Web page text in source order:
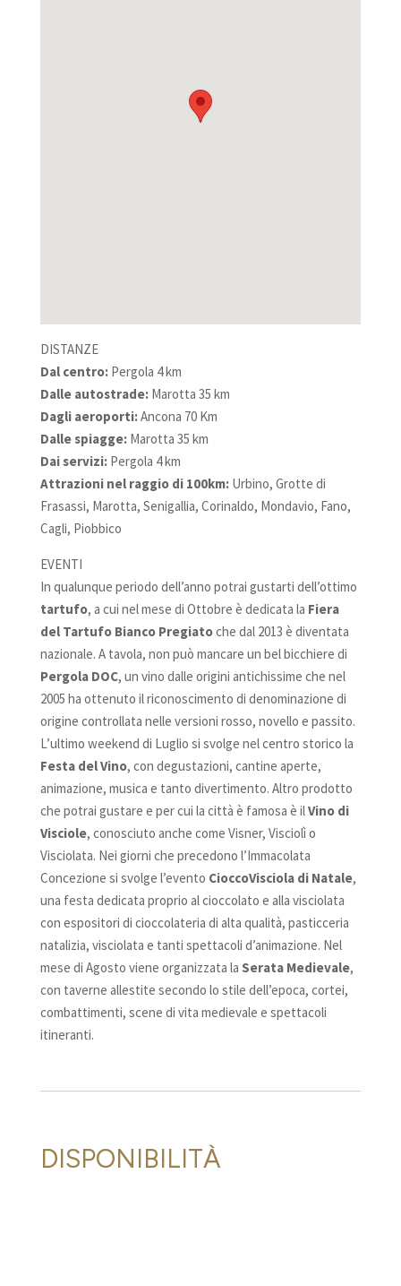
DISTANZE
Dal centro: Pergola 4 km
Dalle autostrade:Marotta 35 km
Dagli aeroporti:Ancona 70 Km
Dalle spiagge:Marotta 35 km
Dai servizi:Pergola 4 km
Attrazioni nel raggio di 100km:Urbino, Grotte di
Frasassi, Marotta, Senigallia, Corinaldo, Mondavio, Fano,
Cagli, Piobbico
EVENTI
In qualunque periodo dell’anno potrai gustarti dell’ottimo
tartufo, a cui nel mese di Ottobre è dedicata la Fiera
del Tartufo Bianco Pregiatoche dal 2013 è diventata
nazionale. A tavola, non può mancare un bel bicchiere di
Pergola DOC, un vino dalle origini antichissime che nel
2005 ha ottenuto il riconoscimento di denominazione di
origine controllata nelle versioni rosso, novello e passito.
L’ultimo weekend di Luglio si svolge nel centro storico la
Festa del Vino, con degustazioni, cantine aperte,
animazione, musica e tanto divertimento. Altro prodotto
che potrai gustare e per cui la città è famosa è ilVino di
Visciole, conosciuto anche come Visner, Visciolì o
Visciolata. Nei giorni che precedono l’Immacolata
Concezione si svolge l’evento CioccoVisciola di Natale,
una festa dedicata proprio al cioccolato e alla visciolata
con espositori di cioccolateria di alta qualità, pasticceria
natalizia, visciolata e tanti spettacoli d’animazione. Nel
mese di Agosto viene organizzata la Serata Medievale,
con taverne allestite secondo lo stile dell’epoca, cortei,
combattimenti, scene di vita medievale e spettacoli
itineranti.
DISPONIBILITÀ